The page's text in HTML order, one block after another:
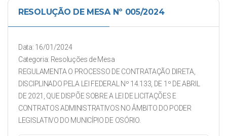
RESOLUÇÃO DE MESA Nº 005/2024
Data: 16/01/2024
Categoria: Resoluções de Mesa
REGULAMENTA O PROCESSO DE CONTRATAÇÃO DIRETA,
DISCIPLINADO PELA LEI FEDERAL Nº 14.133, DE 1º DE ABRIL
DE 2021, QUE DISPÕE SOBRE A LEI DE LICITAÇÕES E
CONTRATOS ADMINISTRATIVOS NO ÂMBITO DO PODER
LEGISLATIVO DO MUNICÍPIO DE OSÓRIO.